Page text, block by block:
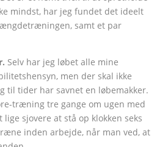
mindst, har jeg fundet det ideelt
samt et par
Selv har jeg løbet alle mine
men der skal ikke
til tider har savnet en løbemakker.
træning tre gange om ugen med
sjovere at stå op klokken seks
inden arbejde, når man ved, at